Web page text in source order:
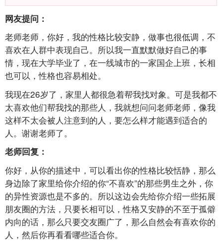
网友提问：
老师老师，你好，我的性格比较安静，做事也很低调，不
喜欢在人群中表现自己。所以我一直默默做好自己的事
情，现在大学毕业了，在一线城市的一家国企上班，长相
也可以，性格也容易相处。
我现在26岁了，家里人都很急着帮我找对象。可是我都不
太喜欢他们帮我找的那些人，我就想问问老师老师，像我
这样不太会被人注意到的人，要怎么样才能遇到适合的
人。谢谢老师了。
老师回复：
你好，从你的描述中，可以看出你的性格比较恬静，那么
身边除了家里给你介绍的你“不喜欢”的那些男生之外，你
的异性资源也是不多的。所以这边会先给你介绍一些拓展
朋友圈的方法，只要长相可以，性格又安静的不至于孤僻
内向的话，那么只要交友圈广了，那么自然会有喜欢你的
人，然后你再看看哪些适合你。